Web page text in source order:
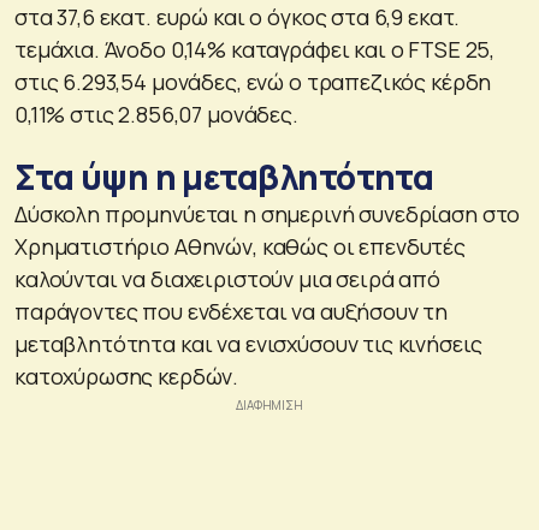
στα 37,6 εκατ. ευρώ και ο όγκος στα 6,9 εκατ.
τεμάχια. Άνοδο 0,14% καταγράφει και ο FTSE 25,
στις 6.293,54 μονάδες, ενώ ο τραπεζικός κέρδη
0,11% στις 2.856,07 μονάδες.
Στα ύψη η μεταβλητότητα
Δύσκολη προμηνύεται η σημερινή συνεδρίαση στο
Χρηματιστήριο Αθηνών, καθώς οι επενδυτές
καλούνται να διαχειριστούν μια σειρά από
παράγοντες που ενδέχεται να αυξήσουν τη
μεταβλητότητα και να ενισχύσουν τις κινήσεις
κατοχύρωσης κερδών.